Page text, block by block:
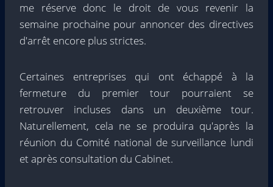
me réserve donc le droit de vous revenir la
semaine prochaine pour annoncer des directives
d'arrêt encore plus strictes.
Certaines entreprises qui ont échappé à la
fermeture du premier tour pourraient se
retrouver incluses dans un deuxième tour.
Naturellement, cela ne se produira qu'après la
réunion du Comité national de surveillance lundi
et après consultation du Cabinet.